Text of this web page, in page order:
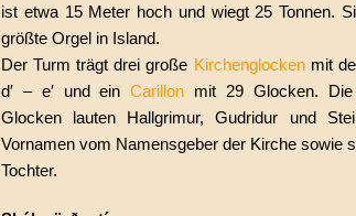
ist etwa 15 Meter hoch und wiegt 25 Tonnen.
größte Orgel in Island.
Der Turm trägt drei große Kirchenglocken mit
d′ – e′ und einCarillon mit 29 Glocken.
Glocken lauten Hallgrimur, Gudridur und
Vornamen vom Namensgeber der Kirche sowie
Tochter.